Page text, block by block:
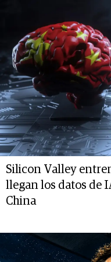
Silicon Valley
llegan los datos de
China